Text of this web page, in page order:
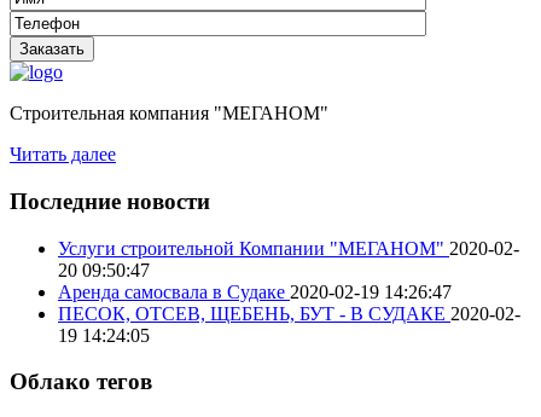
Строительная компания "МЕГАНОМ"
Читать далее
Последние новости
Услуги строительной Компании "МЕГАНОМ" 2020-02-
20 09:50:47
Аренда самосвала в Судаке 2020-02-19 14:26:47
ПЕСОК, ОТСЕВ, ЩЕБЕНЬ, БУТ - В СУДАКЕ 2020-02-
19 14:24:05
Облако тегов